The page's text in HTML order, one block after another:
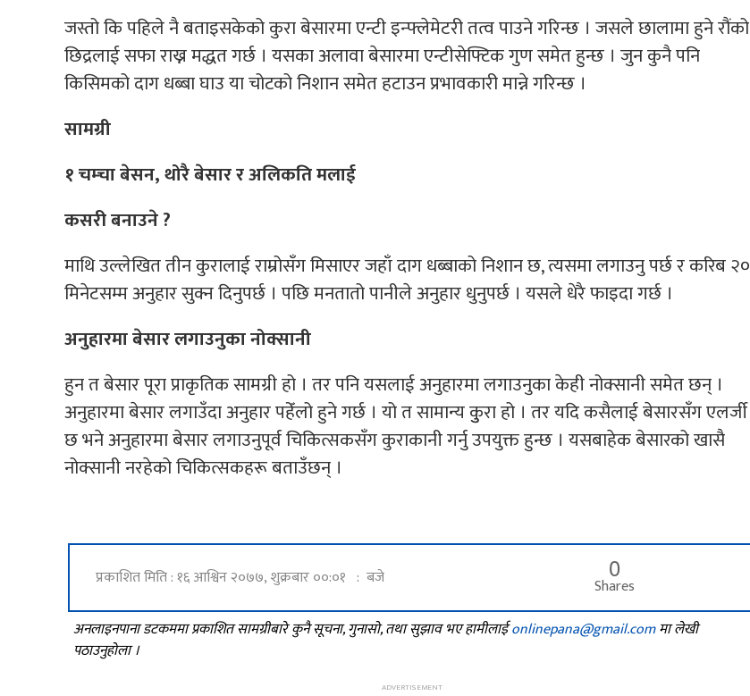
जस्तो कि पहिले नै बताइसकेको कुरा बेसारमा एन्टी इन्फ्लेमेटरी तत्व पाउने गरिन्छ । जसले छालामा हुने रौंको
छिद्रलाई सफा राख्न मद्धत गर्छ । यसका अलावा बेसारमा एन्टीसेफ्टिक गुण समेत हुन्छ । जुन कुनै पनि
किसिमको दाग धब्बा घाउ या चोटको निशान समेत हटाउन प्रभावकारी मान्ने गरिन्छ ।
सामग्री
१ चम्चा बेसन, थोरै बेसार र अलिकति मलाई
कसरी बनाउने ?
माथि उल्लेखित तीन कुरालाई राम्रोसँग मिसाएर जहाँ दाग धब्बाको निशान छ, त्यसमा लगाउनु पर्छ र करिब २०
मिनेटसम्म अनुहार सुक्न दिनुपर्छ । पछि मनतातो पानीले अनुहार धुनुपर्छ । यसले धेरै फाइदा गर्छ ।
अनुहारमा बेसार लगाउनुका नोक्सानी
हुन त बेसार पूरा प्राकृतिक सामग्री हो । तर पनि यसलाई अनुहारमा लगाउनुका केही नोक्सानी समेत छन् ।
अनुहारमा बेसार लगाउँदा अनुहार पहेँलो हुने गर्छ । यो त सामान्य कुुरा हो । तर यदि कसैलाई बेसारसँग एलर्जी
छ भने अनुहारमा बेसार लगाउनुपूर्व चिकित्सकसँग कुराकानी गर्नु उपयुक्त हुन्छ । यसबाहेक बेसारको खासै
नोक्सानी नरहेको चिकित्सकहरू बताउँछन् ।
प्रकाशित मिति : १६ आश्विन २०७७, शुक्रबार ००:०१ : बजे 0
Shares
अनलाइनपाना डटकममा प्रकाशित सामग्रीबारे कुनै सूचना, गुनासो, तथा सुझाव भए हामीलाईonlinepana@gmail.comमा लेखी
पठाउनुहोला ।